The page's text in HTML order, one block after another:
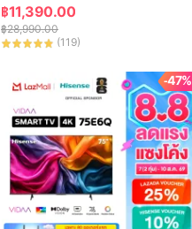
฿11,390.00
฿28,990.00
(119)
-47%